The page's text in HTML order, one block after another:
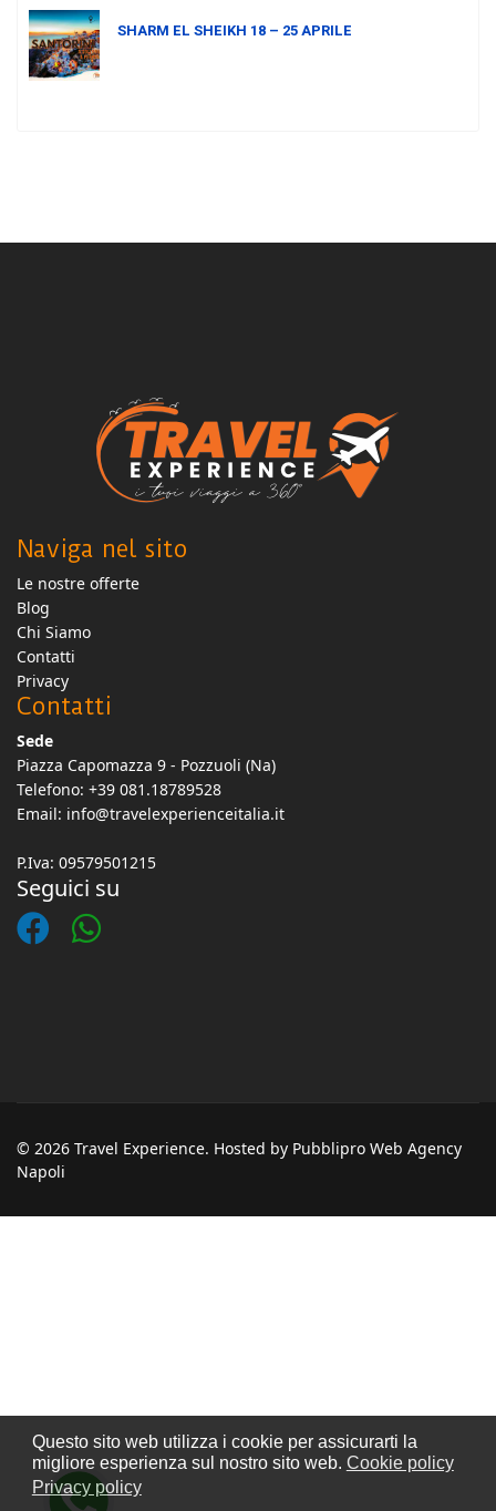
Questo sito web utilizza i cookie per assicurarti la
migliore esperienza sul nostro sito web. Cookie policy
Privacy policy
SHARM EL SHEIKH 18 – 25 APRILE
Naviga nel sito
Le nostre offerte
Blog
Chi Siamo
Contatti
Privacy
Contatti
Sede
Piazza Capomazza 9 - Pozzuoli (Na)
Telefono: +39 081.18789528
Email: info@travelexperienceitalia.it
P.Iva: 09579501215
Seguici su
© 2026 Travel Experience. Hosted by Pubblipro Web Agency
Napoli